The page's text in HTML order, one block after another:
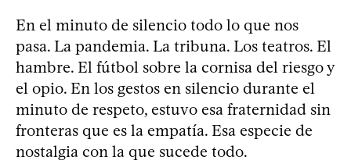
En el minuto de silencio todo lo que nos
pasa. La pandemia. La tribuna. Los teatros. El
hambre. El fútbol sobre la cornisa del riesgo y
el opio. En los gestos en silencio durante el
minuto de respeto, estuvo esa fraternidad sin
fronteras que es la empatía. Esa especie de
nostalgia con la que sucede todo.